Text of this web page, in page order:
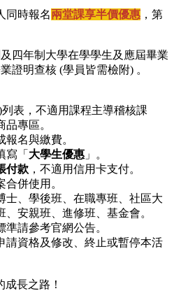
同時報名兩堂課享半價優惠 ，第
四年制大學在學學生及應屆畢業
證明查核 (學員皆需檢附) 。
列表，不適用課程主導稽核課
專區。
名與繳費。
寫「 大學生優惠 」。
付款 ，不適用信用卡支付。
併使用。
士、學後班、在職專班、社區大
安親班、進修班、基金會。
請參考官網公告。
請資格及修改、終止或暫停本活
長之路！